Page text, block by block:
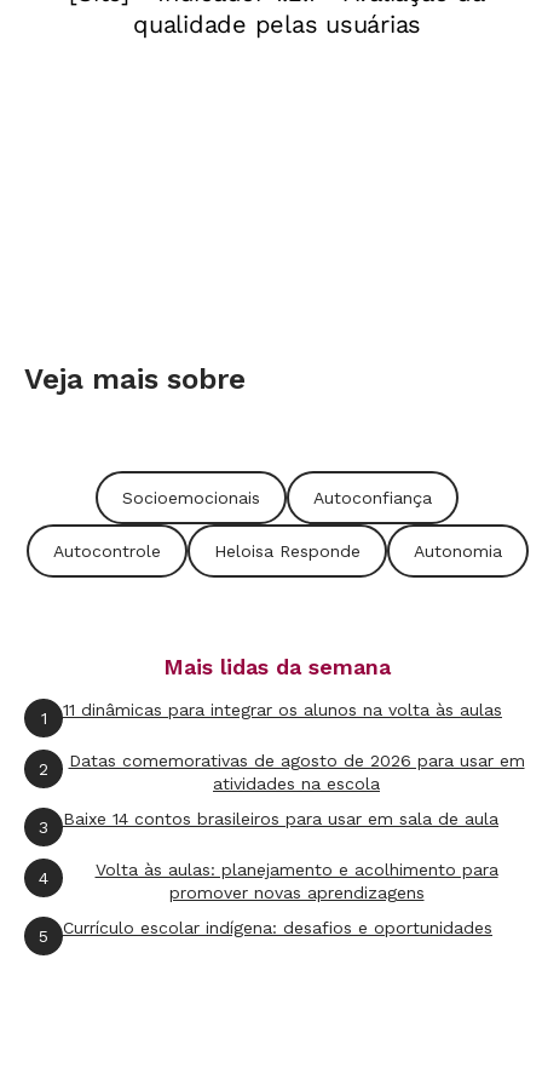
Veja mais sobre
Socioemocionais Autoconfiança
Autocontrole Heloisa Responde Autonomia
Mais lidas da semana
1 11 dinâmicas para integrar os alunos na volta às aulas
2
Datas comemorativas de agosto de 2026 para usar em
atividades na escola
3 Baixe 14 contos brasileiros para usar em sala de aula
4
Volta às aulas: planejamento e acolhimento para
promover novas aprendizagens
5 Currículo escolar indígena: desafios e oportunidades